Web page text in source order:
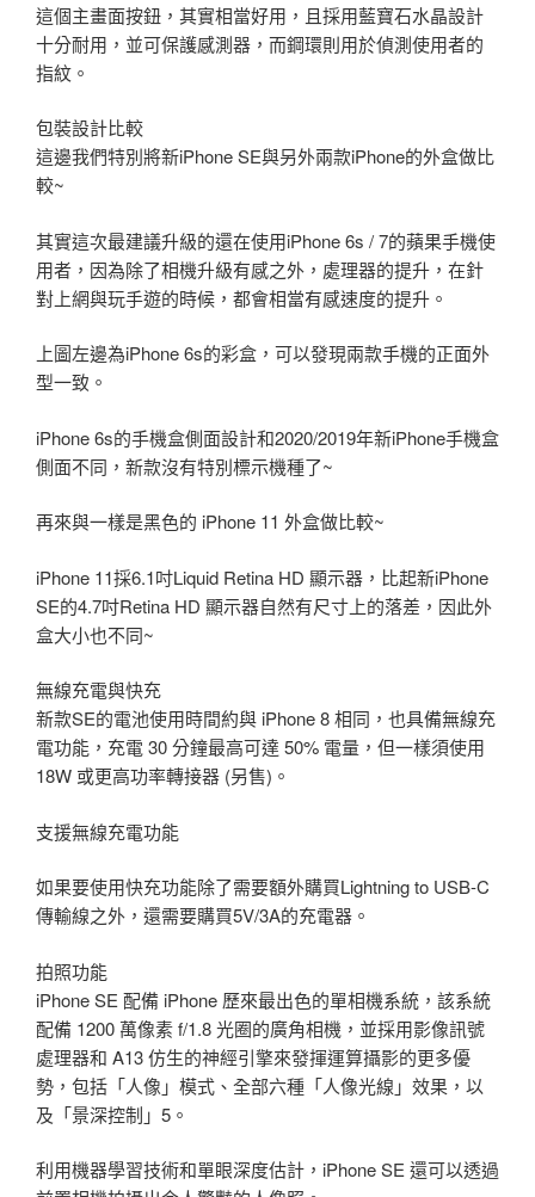
這個主畫面按鈕，其實相當好用，且採用藍寶石水晶設計
十分耐用，並可保護感測器，而鋼環則用於偵測使用者的
指紋。
包裝設計比較
這邊我們特別將新iPhone SE與另外兩款iPhone的外盒做比
較~
其實這次最建議升級的還在使用iPhone 6s / 7的蘋果手機使
用者，因為除了相機升級有感之外，處理器的提升，在針
對上網與玩手遊的時候，都會相當有感速度的提升。
上圖左邊為iPhone 6s的彩盒，可以發現兩款手機的正面外
型一致。
iPhone 6s的手機盒側面設計和2020/2019年新iPhone手機盒
側面不同，新款沒有特別標示機種了~
再來與一樣是黑色的 iPhone 11 外盒做比較~
iPhone 11採6.1吋Liquid Retina HD 顯示器，比起新iPhone
SE的4.7吋Retina HD 顯示器自然有尺寸上的落差，因此外
盒大小也不同~
無線充電與快充
新款SE的電池使用時間約與 iPhone 8 相同，也具備無線充
電功能，充電 30 分鐘最高可達 50% 電量，但一樣須使用
18W 或更高功率轉接器 (另售)。
支援無線充電功能
如果要使用快充功能除了需要額外購買Lightning to USB-C
傳輸線之外，還需要購買5V/3A的充電器。
拍照功能
iPhone SE 配備 iPhone 歷來最出色的單相機系統，該系統
配備 1200 萬像素 f/1.8 光圈的廣角相機，並採用影像訊號
處理器和 A13 仿生的神經引擎來發揮運算攝影的更多優
勢，包括「人像」模式、全部六種「人像光線」效果，以
及「景深控制」5。
利用機器學習技術和單眼深度估計，iPhone SE 還可以透過